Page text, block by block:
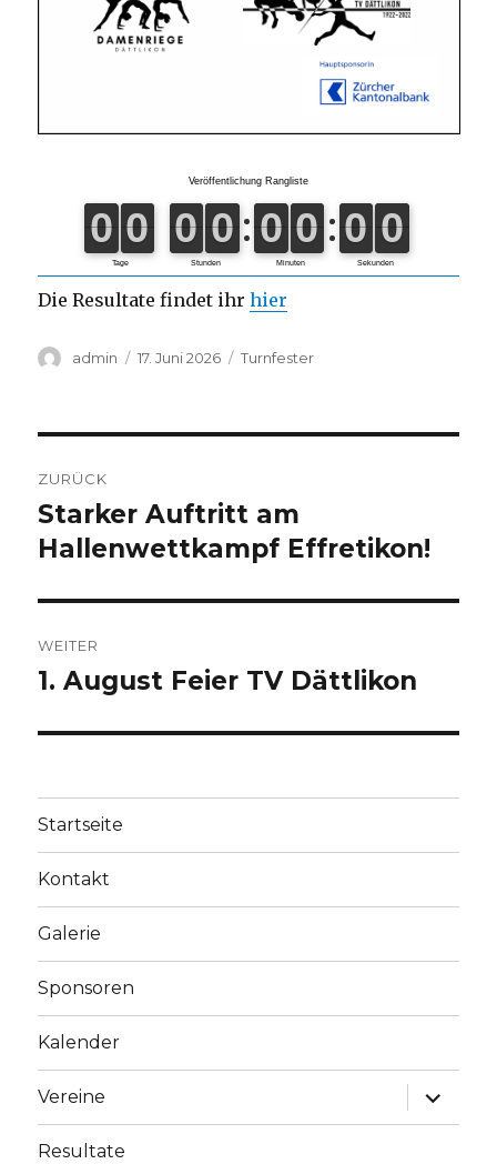
Die Resultate findet ihrhier
Autor
admin
Veröffentlicht
17. Juni 2026 Kategorien
Turnfester
ZURÜCK
Vorheriger
Beitrag:
Starker Auftritt am
Hallenwettkampf Effretikon!
WEITER
Nächster
1. August Feier TV Dättlikon
Startseite
Kontakt
Galerie
Sponsoren
Kalender
Vereine
Resultate